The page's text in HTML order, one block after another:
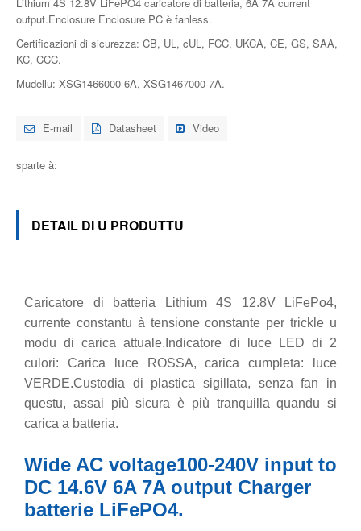
output.Enclosure Enclosure PC è fanless.
Certificazioni di sicurezza: CB, UL, cUL, FCC, UKCA, CE, GS, SAA,
KC, CCC.
Mudellu: XSG1466000 6A, XSG1467000 7A.
E-mail Datasheet Video
sparte à:
DETAIL DI U PRODUTTU
Caricatore di batteria Lithium 4S 12.8V LiFePo4,
currente constantu à tensione constante per trickle u
modu di carica attuale.Indicatore di luce LED di 2
culori: Carica luce ROSSA, carica cumpleta: luce
VERDE.Custodia di plastica sigillata, senza fan in
questu, assai più sicura è più tranquilla quandu si
carica a batteria.
Wide AC voltage100-240V input to
DC 14.6V 6A 7A output Charger
batterie LiFePO4.